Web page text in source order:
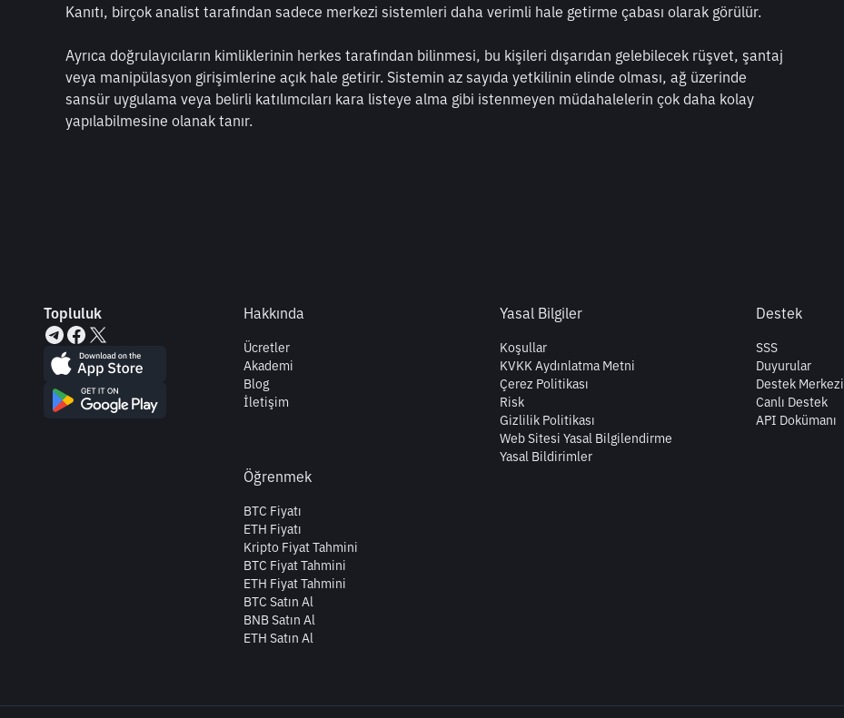
Kanıtı, birçok analist tarafından sadece merkezi sistemleri daha verimli hale getirme çabası olarak görülür.
Ayrıca doğrulayıcıların kimliklerinin herkes tarafından bilinmesi, bu kişileri dışarıdan gelebilecek rüşvet, şantaj
veya manipülasyon girişimlerine açık hale getirir. Sistemin az sayıda yetkilinin elinde olması, ağ üzerinde
sansür uygulama veya belirli katılımcıları kara listeye alma gibi istenmeyen müdahalelerin çok daha kolay
yapılabilmesine olanak tanır.
Topluluk Hakkında
Ücretler
Akademi
Blog
İletişim
Yasal Bilgiler
Koşullar
KVKK Aydınlatma Metni
Çerez Politikası
Risk
Gizlilik Politikası
Web Sitesi Yasal Bilgilendirme
Yasal Bildirimler
Destek
SSS
Duyurular
Destek Merkezi
Canlı Destek
API Dokümanı
Öğrenmek
BTC Fiyatı
ETH Fiyatı
Kripto Fiyat Tahmini
BTC Fiyat Tahmini
ETH Fiyat Tahmini
BTC Satın Al
BNB Satın Al
ETH Satın Al